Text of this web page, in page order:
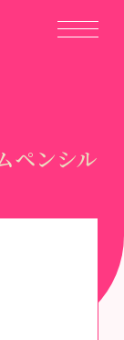
ペンシル